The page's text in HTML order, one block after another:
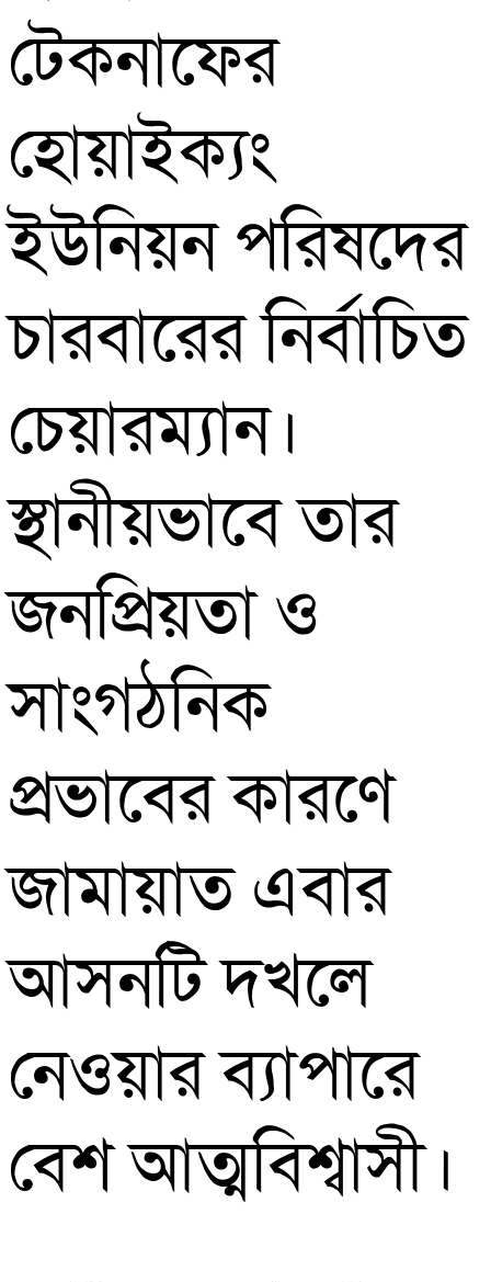
টেকনাফের
হোয়াইক্যং
ইউনিয়ন পরিষদের
চারবারের নির্বাচিত
চেয়ারম্যান।
স্থানীয়ভাবে তার
জনপ্রিয়তা ও
সাংগঠনিক
প্রভাবের কারণে
জামায়াত এবার
আসনটি দখলে
নেওয়ার ব্যাপারে
বেশ আত্মবিশ্বাসী।